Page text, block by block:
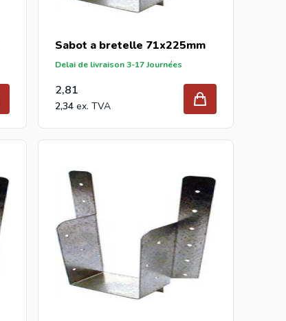
Sabot a bretelle 71x225mm
Delai de livraison 3-17 Journées
2,81
2,34